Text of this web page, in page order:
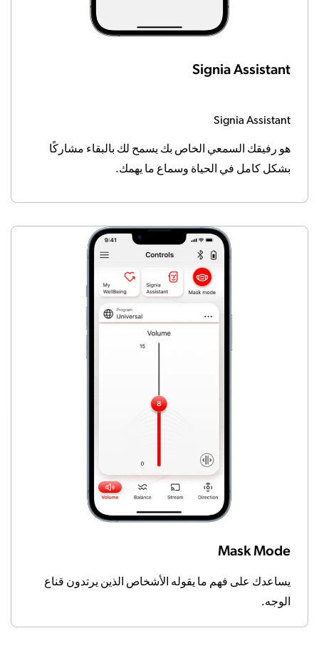
Signia Assistant
Signia Assistant
هو رفيقك السمعي الخاص بك يسمح لك بالبقاء مشاركًا
بشكل كامل في الحياة وسماع ما يهمك.
Mask Mode
يساعدك على فهم ما يقوله الأشخاص الذين يرتدون قناع
الوجه.